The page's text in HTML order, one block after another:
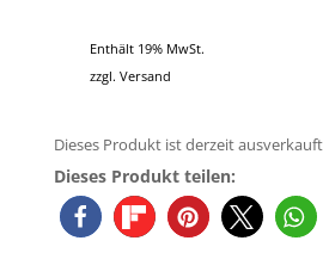
Dieses Produkt teilen:
Enthält 19% MwSt.
zzgl. Versand
Dieses Produkt ist derzeit